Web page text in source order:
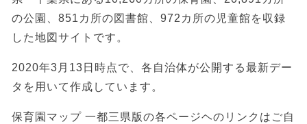
の公園、851カ所の図書館、972カ所の児童館を収録
した地図サイトです。
2020年3月13日時点で、各自治体が公開する最新デー
タを用いて作成しています。
保育園マップ 一都三県版の各ページヘのリンクはご自